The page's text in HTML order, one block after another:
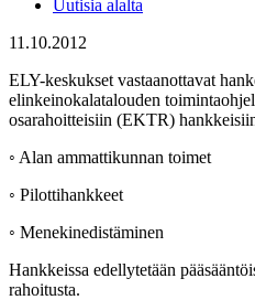
Uutisia alalta
11.10.2012
ELY-keskukset vastaanottavat
elinkeinokalatalouden
osa­rahoit­teisiin (EKTR)
◦ Alan ammattikunnan toimet
◦ Pilottihankkeet
◦ Menekinedistäminen
Hankkeissa edellytetään
rahoitusta.